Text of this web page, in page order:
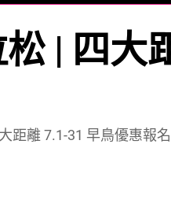
| 四大
距離 7.1-31 早鳥優惠報名